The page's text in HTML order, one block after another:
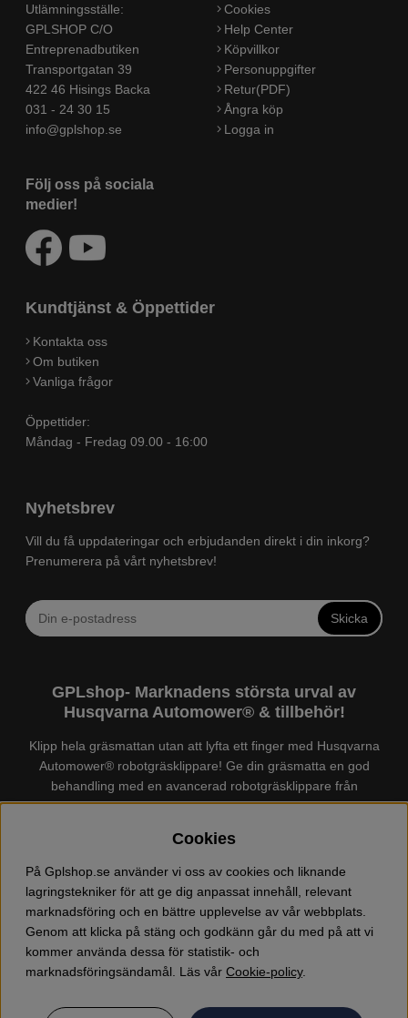
Utlämningsställe:
GPLSHOP C/O
Entreprenadbutiken
Transportgatan 39
422 46 Hisings Backa
031 - 24 30 15
info@gplshop.se
Följ oss på sociala
medier!
Cookies
Help Center
Köpvillkor
Personuppgifter
Retur(PDF)
Ångra köp
Logga in
Kundtjänst & Öppettider
Kontakta oss
Om butiken
Vanliga frågor
Öppettider:
Måndag - Fredag 09.00 - 16:00
Nyhetsbrev
Vill du få uppdateringar och erbjudanden direkt i din inkorg?
Prenumerera på vårt nyhetsbrev!
Skicka
GPLshop- Marknadens största urval av
Husqvarna Automower® & tillbehör!
Klipp hela gräsmattan utan att lyfta ett finger med Husqvarna
Automower® robotgräsklippare! Ge din gräsmatta en god
behandling med en avancerad robotgräsklippare från
Husqvarna. Det finns enHusqvarna Automower®för just din
marknadens största urval av tillbehör och reservdelar till
Husqvarna Automower® och GARDENA. Vi säljer även
Husqvarna skog och trädgårdsprodukter så som:
motorsågskläder och skor, grästrimmer, röjsåg, häcksax,
jordfräs, lövblås, högtryckstvätt, dammsugare, snöslunga,
kapmaskin, yxa, leksaker, olja mm. Välkommen till oss!
Cookies
På Gplshop.se använder vi oss av cookies och liknande
lagringstekniker för att ge dig anpassat innehåll, relevant
marknadsföring och en bättre upplevelse av vår webbplats.
Genom att klicka på stäng och godkänn går du med på att vi
kommer använda dessa för statistik- och
marknadsföringsändamål. Läs vår Cookie-policy.